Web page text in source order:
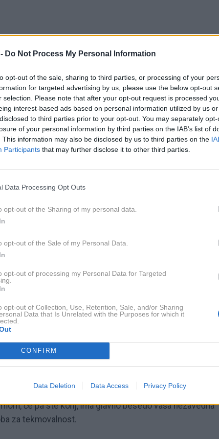
Do Not Process My Personal Information
opt-out of the sale, sharing to third parties, or processing of your
for targeted advertising by us, please use the below opt-out
selection. Please note that after your opt-out request is processed
interest-based ads based on personal information utilized by us
to third parties prior to your opt-out. You may separately
of your personal information by third parties on the IAB’s list of
This information may also be disclosed by us to third parties on the
Participants that may further disclose it to other third parties.
Data Processing Opt Outs
opt-out of the Sharing of my personal data.
opt-out of the Sale of my Personal Data.
opt-out of processing my Personal Data for Targeted
opt-out of Collection, Use, Retention, Sale, and/or Sharing
Data that Is Unrelated with the Purposes for which it
CONFIRM
Data Deletion Data Access Privacy Policy
njene korenine namreč izvirajo iz kulturnega življenja.
(kočije), lov (bizoni, lisice), v vojski (konjenica) in
drugačno vlogo. Večinoma jih videvamo na dirkah in
sinonim za močno in plemenito žival.
in nezavedno močjo. Z njegovo naravno močjo
kot če se na pot odpravite peš.
konj
konja. Je divji ali ukročen? Pri divjem, pobeglem
spolnosti (gonilna sila libida, plodnost, dvojni
impulzi nezavednega. Udomačen konj pa
umom in telesom. Sanje kažejo, da dobro nadzirate
osedlati konja, obvladati notranje moči in ambicije,
odraža vaše zmožnosti (ali strah) pri obvladovanju
dosežkih, intimnosti). Pomen je odvisen od vaše sanjske
povedano: kot jahač imate pod nadzorom svoje
če pa ste konj, ima glavno besedo vaša nezavedna
za tekmovalnost.